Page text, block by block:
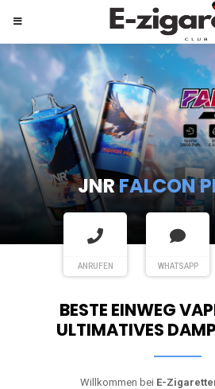
JNRSHISHA
ANRUFEN WHATSAPP
BESTE EINWEG
ULTIMATIVES
Willkommen bei E-